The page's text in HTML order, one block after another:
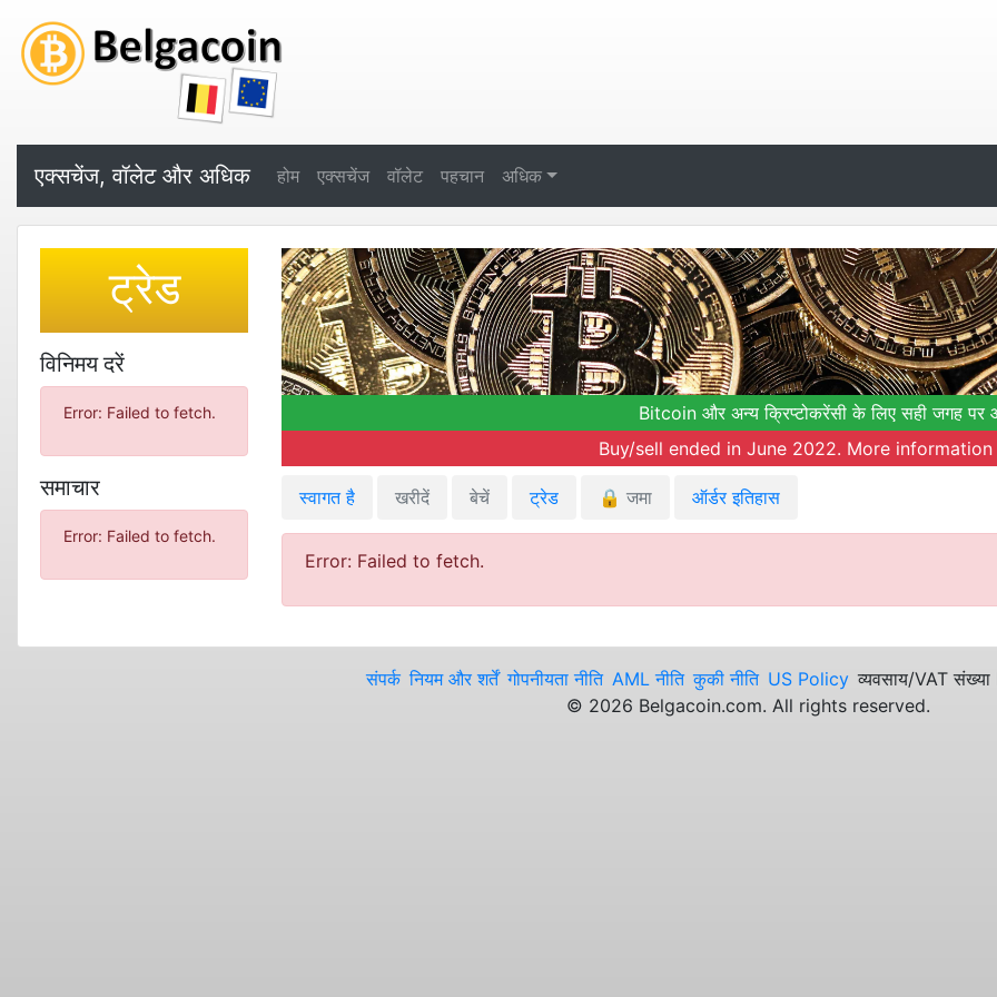
एक्सचेंज, वॉलेट और अधिक होम एक्सचेंज वॉलेट पहचान अधिक
ट्रेड
विनिमय दरें
Error: Failed to fetch.
समाचार
Error: Failed to fetch.
Bitcoin और अन्य क्रिप्टोकरेंसी के लिए सही जगह पर
Buy/sell ended in June 2022. More
स्वागत है खरीदें बेचें ट्रेड 🔒 जमा ऑर्डर इतिहास
Error: Failed to fetch.
संपर्क नियम और शर्तें गोपनीयता नीति AML नीति कुकी नीति US Policy व्यवसाय/VAT
© 2026 Belgacoin.com. All rights reserved.